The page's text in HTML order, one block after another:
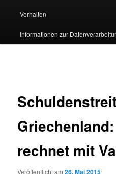
Verhalten
Informationen zur
rechnet mit
Veröffentlicht am26. Mai 2015